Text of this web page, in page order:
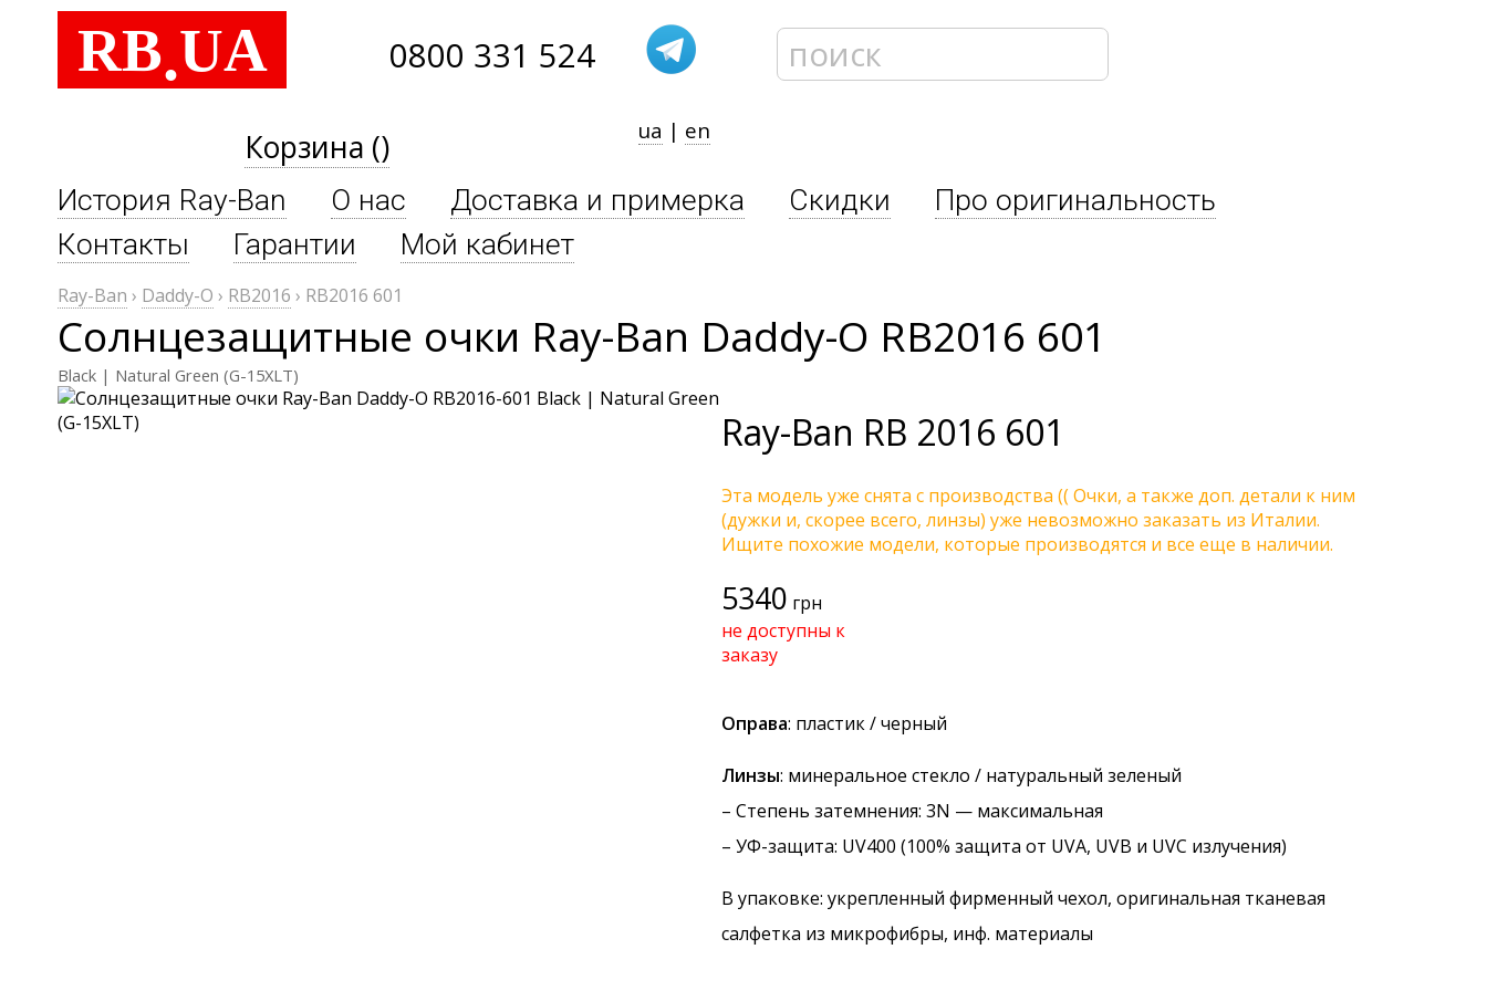
RB.UA 0800 331 524
Корзина () ua | en
История Ray-Ban О нас Доставка и примерка Скидки
Про оригинальность
Контакты
Гарантии Мой кабинет
Ray-Ban › Daddy-O › RB2016 › RB2016 601
Солнцезащитные очки Ray-Ban Daddy-O RB2016 601
Black | Natural Green (G-15XLT)
Ray-Ban RB 2016 601
Эта модель уже снята с производства (( Очки, а также доп. детали к ним
(дужки и, скорее всего, линзы) уже невозможно заказать из Италии.
Ищите похожие модели, которые производятся и все еще в наличии.
5340 грн
не доступны к
заказу
Оправа: пластик / черный
Линзы: минеральное стекло / натуральный зеленый
– Степень затемнения: 3N — максимальная
– УФ-защита: UV400 (100% защита от UVA, UVB и UVC излучения)
В упаковке: укрепленный фирменный чехол, оригинальная тканевая
салфетка из микрофибры, инф. материалы